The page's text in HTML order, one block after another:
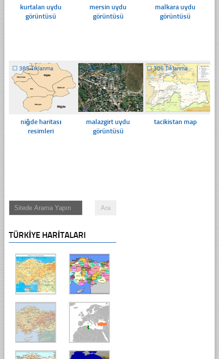
kurtalan uydu
görüntüsü
mersin uydu
görüntüsü
malkara uydu
görüntüsü
☐ 385 Tıklanma
niğde haritası
resimleri
☐353 Tıklanma
malazgirt uydu
görüntüsü
☐306 Tıklanma
tacikistan map
TÜRKIYE HARITALARI